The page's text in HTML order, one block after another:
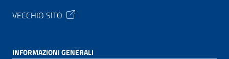
VECCHIO SITO
INFORMAZIONI GENERALI